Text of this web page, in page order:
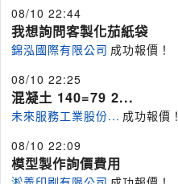
08/10 22:44
我想詢問客製化茄紙袋
錦泓國際有限公司 成功報價！
08/10 22:25
混凝土 140=79 2...
未來服務工業股份... 成功報價！
08/10 22:09
模型製作詢價費用